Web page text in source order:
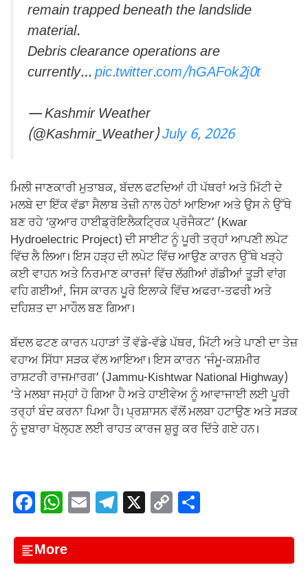
remain trapped beneath the landslide
material.
Debris clearance operations are
currently…pic.twitter.com/hGAFok2j0t
— Kashmir Weather
(@Kashmir_Weather)July 6, 2026
ਮਿਲੀ ਜਾਣਕਾਰੀ ਮੁਤਾਬਕ, ਬੱਦਲ ਫਟਦਿਆਂ ਹੀ ਪੱਥਰਾਂ ਅਤੇ ਮਿੱਟੀ ਦੇ
ਮਲਬੇ ਦਾ ਇੱਕ ਵੱਡਾ ਸੈਲਾਬ ਤੇਜ਼ੀ ਨਾਲ ਹੇਠਾਂ ਆਇਆ ਅਤੇ ਉਸ ਨੇ ਉੱਥੇ
ਬਣ ਰਹੇ ‘ਕੁਆਰ ਹਾਈਡ੍ਰੋਇਲੈਕਟ੍ਰਿਕ ਪ੍ਰੋਜੈਕਟ’ (Kwar
Hydroelectric Project) ਦੀ ਸਾਈਟ ਨੂੰ ਪੂਰੀ ਤਰ੍ਹਾਂ ਆਪਣੀ ਲਪੇਟ
ਵਿੱਚ ਲੈ ਲਿਆ। ਇਸ ਹੜ੍ਹ ਦੀ ਲਪੇਟ ਵਿੱਚ ਆਉਣ ਕਾਰਨ ਉੱਥੇ ਖੜ੍ਹੇ
ਕਈ ਵਾਹਨ ਅਤੇ ਨਿਰਮਾਣ ਕਾਰਜਾਂ ਵਿੱਚ ਲੱਗੀਆਂ ਗੱਡੀਆਂ ਤੂੜੀ ਵਾਂਗ
ਵਹਿ ਗਈਆਂ, ਜਿਸ ਕਾਰਨ ਪੂਰੇ ਇਲਾਕੇ ਵਿੱਚ ਅਫਰਾ-ਤਫਰੀ ਅਤੇ
ਦਹਿਸ਼ਤ ਦਾ ਮਾਹੌਲ ਬਣ ਗਿਆ।
ਬੱਦਲ ਫਟਣ ਕਾਰਨ ਪਹਾੜਾਂ ਤੋਂ ਵੱਡੇ-ਵੱਡੇ ਪੱਥਰ, ਮਿੱਟੀ ਅਤੇ ਪਾਣੀ ਦਾ ਤੇਜ਼
ਵਹਾਅ ਸਿੱਧਾ ਸੜਕ ਵੱਲ ਆਇਆ। ਇਸ ਕਾਰਨ ‘ਜੰਮੂ-ਕਸ਼ਮੀਰ
ਰਾਸ਼ਟਰੀ ਰਾਜਮਾਰਗ’ (Jammu-Kishtwar National Highway)
‘ਤੇ ਮਲਬਾ ਜਮ੍ਹਾਂ ਹੋ ਗਿਆ ਹੈ ਅਤੇ ਹਾਈਵੇਅ ਨੂੰ ਆਵਾਜਾਈ ਲਈ ਪੂਰੀ
ਤਰ੍ਹਾਂ ਬੰਦ ਕਰਨਾ ਪਿਆ ਹੈ। ਪ੍ਰਸ਼ਾਸਨ ਵੱਲੋਂ ਮਲਬਾ ਹਟਾਉਣ ਅਤੇ ਸੜਕ
ਨੂੰ ਦੁਬਾਰਾ ਖੋਲ੍ਹਣ ਲਈ ਰਾਹਤ ਕਾਰਜ ਸ਼ੁਰੂ ਕਰ ਦਿੱਤੇ ਗਏ ਹਨ।
F
c
W
at
E
ail
T
e
X C
p ar
More